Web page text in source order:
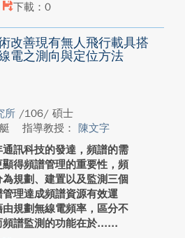
下載：0
改善現有無人飛行載具搭
電之測向與定位方法
所 /106/ 碩士
指導教授： 陳文字
通訊科技的發達，頻譜的需
得頻譜管理的重要性，頻
規劃、建置以及監測三個
理達成頻譜資源有效運
由規劃無線電頻率，區分不
頻譜監測的功能在於...